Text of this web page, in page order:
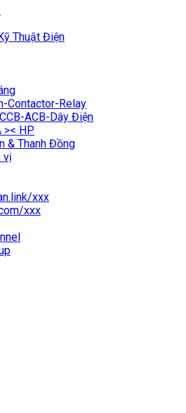
Thuật Điện
Contactor-Relay
ACB-Dây Điện
>< HP
& Thanh Đồng
vị
xxx
xxx